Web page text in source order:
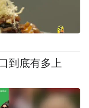
到底有多上